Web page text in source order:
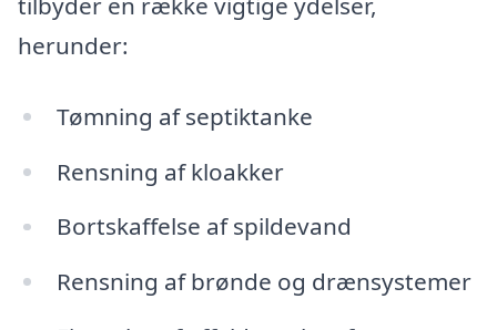
herunder:
Tømning af septiktanke
Rensning af kloakker
Bortskaffelse af spildevand
Rensning af brønde og drænsystemer